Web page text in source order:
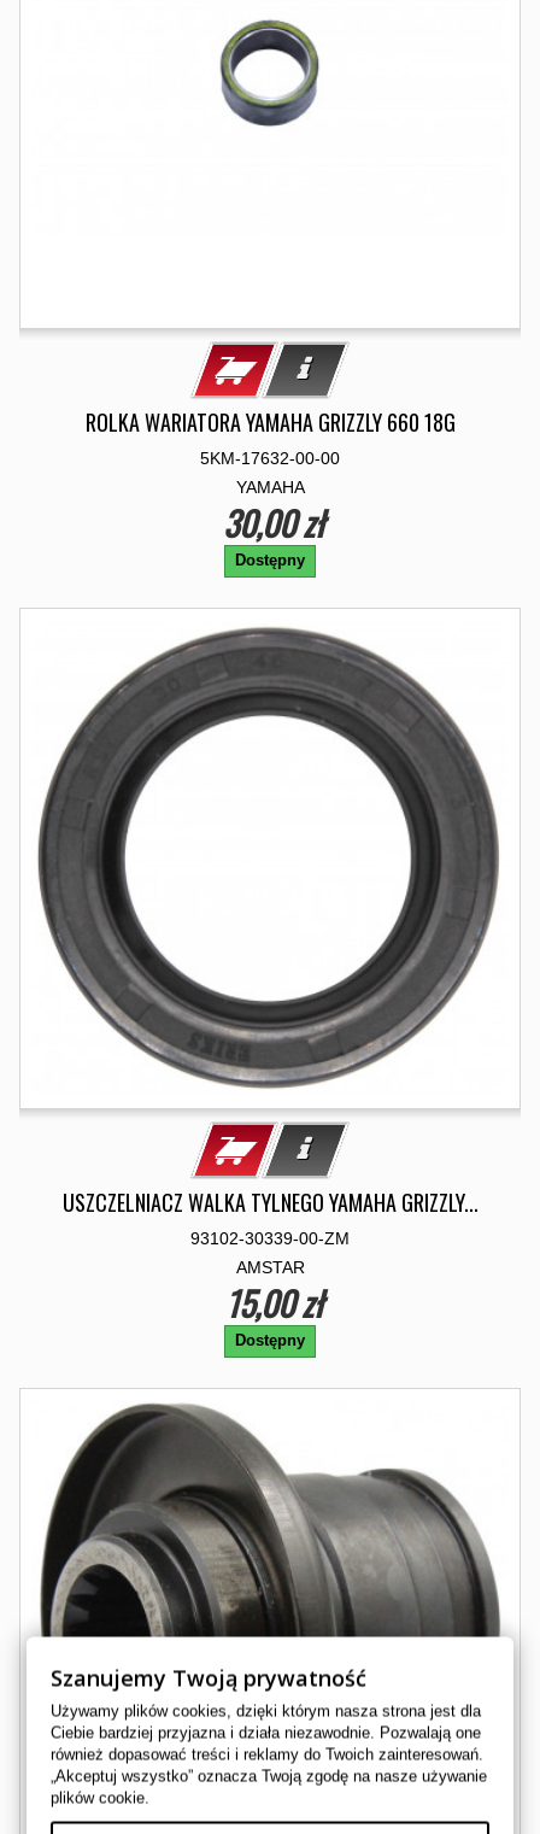
ROLKA WARIATORA YAMAHA GRIZZLY 660 18G
5KM-17632-00-00
YAMAHA
30,00 zł
Dostępny
USZCZELNIACZ WALKA TYLNEGO YAMAHA GRIZZLY...
93102-30339-00-ZM
AMSTAR
15,00 zł
Dostępny
Szanujemy Twoją prywatność
Używamy plików cookies, dzięki którym nasza strona jest dla
Ciebie bardziej przyjazna i działa niezawodnie. Pozwalają one
również dopasować treści i reklamy do Twoich zainteresowań.
„Akceptuj wszystko” oznacza Twoją zgodę na nasze używanie
plików cookie.